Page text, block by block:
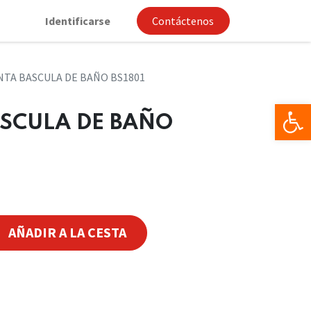
Identificarse Contáctenos
BASCULA DE BAÑO BS1801
DE BAÑO
AÑADIR A LA CESTA